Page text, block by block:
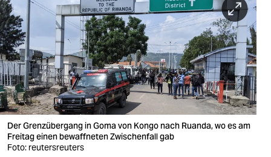
berlin
nord
wahrheit
verlag
verlag
veranstaltungen
Der Grenzübergang in Goma von Kongo nach Ruanda, wo es am
Freitag einen bewaffneten Zwischenfall gab
Foto: reutersreuters